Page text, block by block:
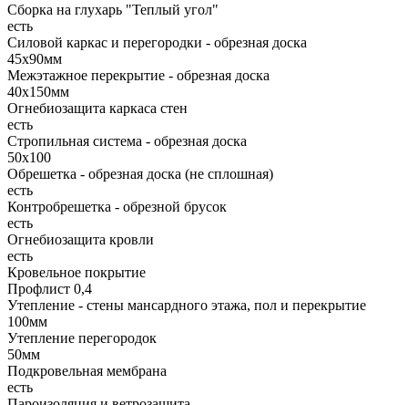
Сборка на глухарь "Теплый угол"
есть
Силовой каркас и перегородки - обрезная доска
45х90мм
Межэтажное перекрытие - обрезная доска
40х150мм
Огнебиозащита каркаса стен
есть
Стропильная система - обрезная доска
50х100
Обрешетка - обрезная доска (не сплошная)
есть
Контробрешетка - обрезной брусок
есть
Огнебиозащита кровли
есть
Кровельное покрытие
Профлист 0,4
Утепление - стены мансардного этажа, пол и перекрытие
100мм
Утепление перегородок
50мм
Подкровельная мембрана
есть